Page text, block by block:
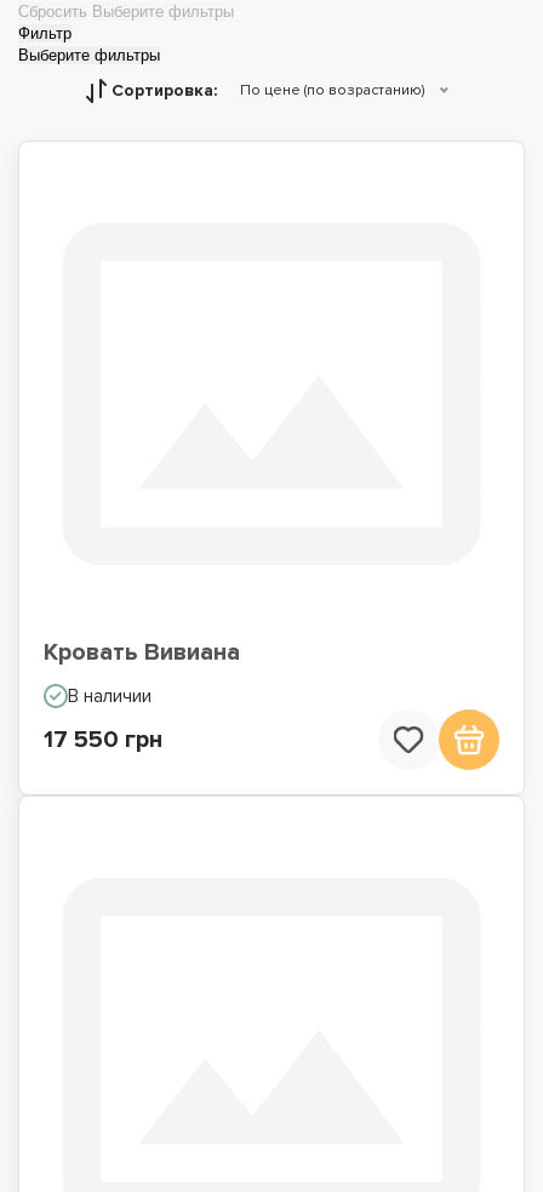
Сбросить Выберите фильтры
Фильтр
Выберите фильтры
Сортировка: По цене (по возрастанию)
Кровать Вивиана
В наличии
17 550 грн